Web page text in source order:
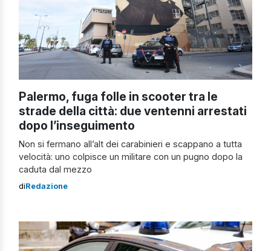
Palermo, fuga folle in scooter tra le
strade della città: due ventenni arrestati
dopo l’inseguimento
Non si fermano all’alt dei carabinieri e scappano a tutta
velocità: uno colpisce un militare con un pugno dopo la
caduta dal mezzo
diRedazione